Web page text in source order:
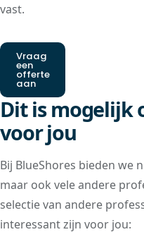
vast.
Vraag
een
offerte
aan
Dit is mogelijk
voor jou
Bij BlueShores bieden we
maar ook vele andere
selectie van andere
interessant zijn voor jou: